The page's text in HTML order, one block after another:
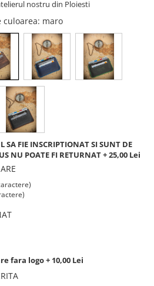
nostru din Ploiesti
culoarea: maro
SA FIE INSCRIPTIONAT SI SUNT DE
NU POATE FI RETURNAT + 25,00 Lei
fara logo + 10,00 Lei